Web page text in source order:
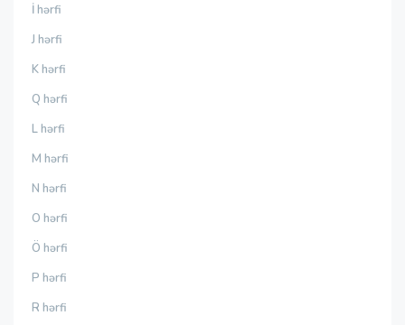
İ hərfi
J hərfi
K hərfi
Q hərfi
L hərfi
M hərfi
N hərfi
O hərfi
Ö hərfi
P hərfi
R hərfi